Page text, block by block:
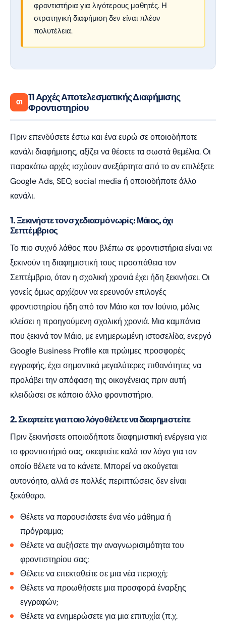
φροντιστήρια για λιγότερους μαθητές. Η
στρατηγική διαφήμιση δεν είναι πλέον
πολυτέλεια.
01
11 Αρχές Αποτελεσματικής Διαφήμισης
Φροντιστηρίου
Πριν επενδύσετε έστω και ένα ευρώ σε οποιοδήποτε
κανάλι διαφήμισης, αξίζει να θέσετε τα σωστά θεμέλια. Οι
παρακάτω αρχές ισχύουν ανεξάρτητα από το αν επιλέξετε
Google Ads, SEO, social media ή οποιοδήποτε άλλο
κανάλι.
1. Ξεκινήστε τον σχεδιασμό νωρίς: Μάιος, όχι
Σεπτέμβριος
Το πιο συχνό λάθος που βλέπω σε φροντιστήρια είναι να
ξεκινούν τη διαφημιστική τους προσπάθεια τον
Σεπτέμβριο, όταν η σχολική χρονιά έχει ήδη ξεκινήσει. Οι
γονείς όμως αρχίζουν να ερευνούν επιλογές
φροντιστηρίου ήδη από τον Μάιο και τον Ιούνιο, μόλις
κλείσει η προηγούμενη σχολική χρονιά. Μια καμπάνια
που ξεκινά τον Μάιο, με ενημερωμένη ιστοσελίδα, ενεργό
Google Business Profile και πρώιμες προσφορές
εγγραφής, έχει σημαντικά μεγαλύτερες πιθανότητες να
προλάβει την απόφαση της οικογένειας πριν αυτή
κλειδώσει σε κάποιο άλλο φροντιστήριο.
2. Σκεφτείτε για ποιο λόγο θέλετε να διαφημιστείτε
Πριν ξεκινήσετε οποιαδήποτε διαφημιστική ενέργεια για
το φροντιστήριό σας, σκεφτείτε καλά τον λόγο για τον
οποίο θέλετε να το κάνετε. Μπορεί να ακούγεται
αυτονόητο, αλλά σε πολλές περιπτώσεις δεν είναι
ξεκάθαρο.
Θέλετε να παρουσιάσετε ένα νέο μάθημα ή
πρόγραμμα;
Θέλετε να αυξήσετε την αναγνωρισιμότητα του
φροντιστηρίου σας;
Θέλετε να επεκταθείτε σε μια νέα περιοχή;
Θέλετε να προωθήσετε μια προσφορά έναρξης
εγγραφών;
Θέλετε να ενημερώσετε για μια επιτυχία (π.χ.